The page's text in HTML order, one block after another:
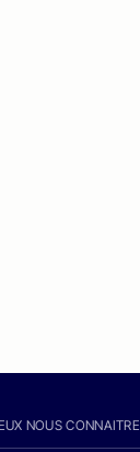
NOUS CONNAITRE